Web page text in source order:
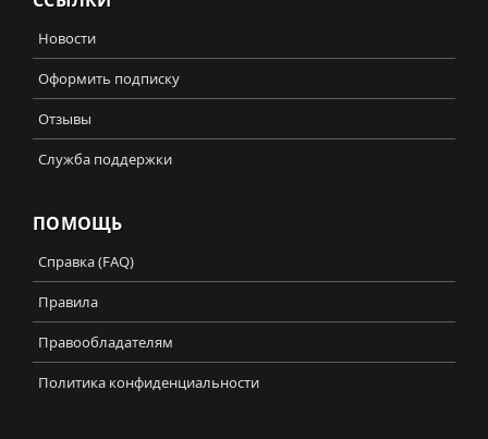
Новости
Оформить подписку
Отзывы
Служба поддержки
ПОМОЩЬ
Справка (FAQ)
Правила
Правообладателям
Политика конфиденциальности